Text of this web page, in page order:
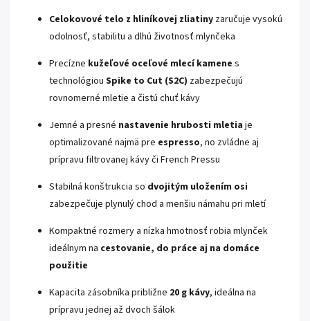
Celokovové telo z hliníkovej zliatiny zaručuje vysokú
odolnosť, stabilitu a dlhú životnosť mlynčeka
Precízne kužeľové oceľové mlecí kamene s
technológiou Spike to Cut (S2C) zabezpečujú
rovnomerné mletie a čistú chuť kávy
Jemné a presné nastavenie hrubosti mletia je
optimalizované najmä pre espresso, no zvládne aj
prípravu filtrovanej kávy či French Pressu
Stabilná konštrukcia so dvojitým uložením osi
zabezpečuje plynulý chod a menšiu námahu pri mletí
Kompaktné rozmery a nízka hmotnosť robia mlynček
ideálnym na cestovanie, do práce aj na domáce
použitie
Kapacita zásobníka približne 20 g kávy, ideálna na
prípravu jednej až dvoch šálok